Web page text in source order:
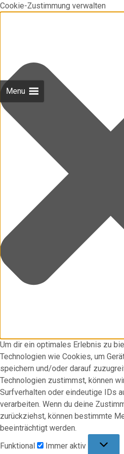
Cookie-Zustimmung verwalten
Um dir ein optimales Erlebnis zu
Technologien wie Cookies, um
speichern und/oder darauf
Technologien zustimmst, können
Surfverhalten oder eindeutige IDs
verarbeiten. Wenn du deine
zurückziehst, können bestimmte
beeinträchtigt werden.
Funktional
Immer aktiv
Menu